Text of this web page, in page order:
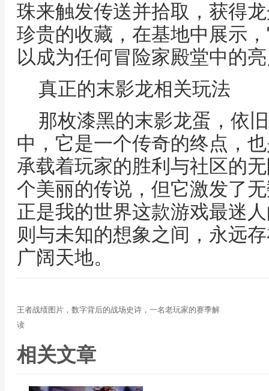
珠来触发传送并拾取，获得
珍贵的收藏，在基地中展示
以成为任何冒险家殿堂中的
真正的末影龙相关玩法
那枚漆黑的末影龙蛋，依
中，它是一个传奇的终点，
承载着玩家的胜利与社区的
个美丽的传说，但它激发了
正是我的世界这款游戏最迷
则与未知的想象之间，永远
广阔天地。
王者战绩图片，数字背后的战场史诗，一名老玩家的赛季解
读
相关文章